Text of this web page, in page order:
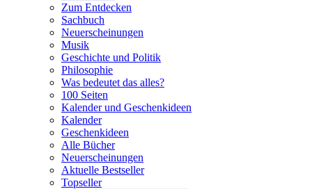
Zum Entdecken
Sachbuch
Neuerscheinungen
Musik
Geschichte und Politik
Philosophie
Was bedeutet das alles?
100 Seiten
Kalender und Geschenkideen
Kalender
Geschenkideen
Alle Bücher
Neuerscheinungen
Aktuelle Bestseller
Topseller